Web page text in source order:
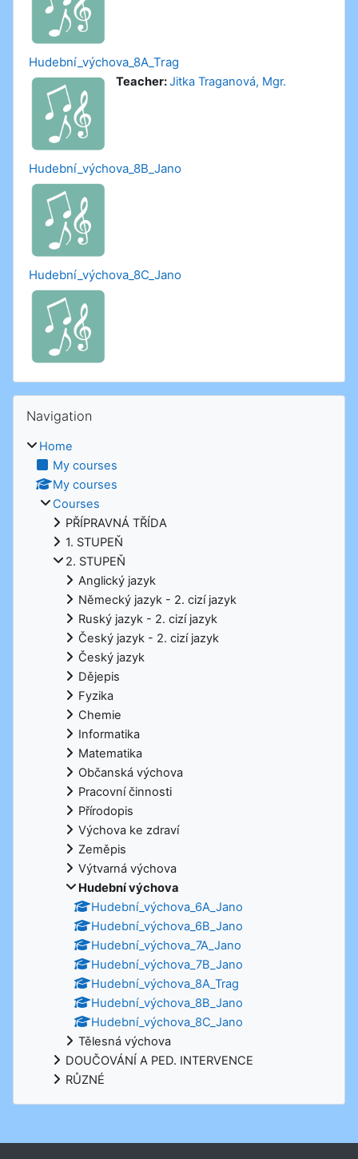
Hudební_výchova_8A_Trag
Teacher:Jitka Traganová, Mgr.
Hudební_výchova_8B_Jano
Hudební_výchova_8C_Jano
Navigation
Home
My courses
My courses
Courses
PŘÍPRAVNÁ TŘÍDA
1. STUPEŇ
2. STUPEŇ
Anglický jazyk
Německý jazyk - 2. cizí jazyk
Ruský jazyk - 2. cizí jazyk
Český jazyk - 2. cizí jazyk
Český jazyk
Dějepis
Fyzika
Chemie
Informatika
Matematika
Občanská výchova
Pracovní činnosti
Přírodopis
Výchova ke zdraví
Zeměpis
Výtvarná výchova
Hudební výchova
Hudební_výchova_6A_Jano
Hudební_výchova_6B_Jano
Hudební_výchova_7A_Jano
Hudební_výchova_7B_Jano
Hudební_výchova_8A_Trag
Hudební_výchova_8B_Jano
Hudební_výchova_8C_Jano
Tělesná výchova
DOUČOVÁNÍ A PED. INTERVENCE
RŮZNÉ